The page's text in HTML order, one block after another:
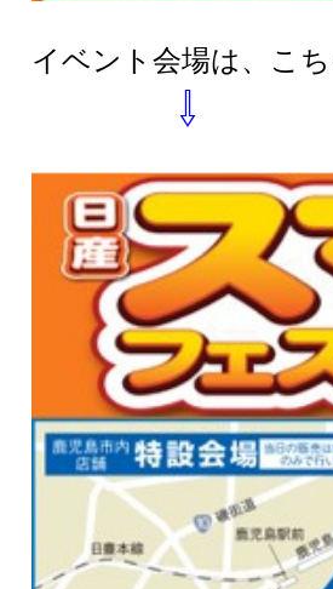
イベント会場は、こち
⇩